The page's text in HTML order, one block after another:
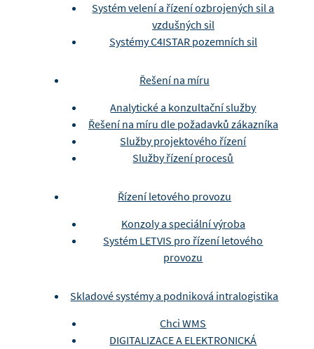
Systém velení a řízení ozbrojených sil a
vzdušných sil
Systémy C4ISTAR pozemních sil
Řešení na míru
Analytické a konzultační služby
Řešení na míru dle požadavků zákazníka
Služby projektového řízení
Služby řízení procesů
Řízení letového provozu
Konzoly a speciální výroba
Systém LETVIS pro řízení letového
provozu
Skladové systémy a podniková intralogistika
Chci WMS
DIGITALIZACE A ELEKTRONICKÁ